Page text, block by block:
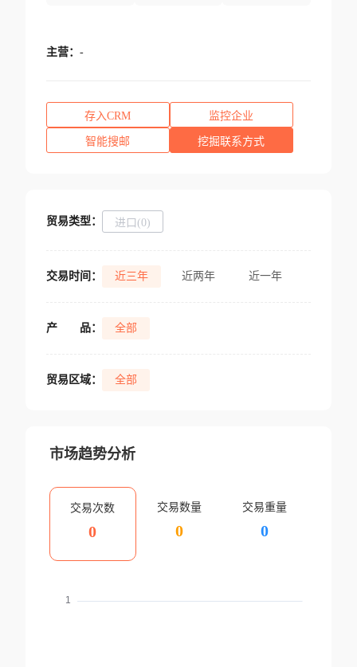
主营： -
存入CRM 监控企业
智能搜邮 挖掘联系方式
贸易类型： 进口(0)
交易时间： 近三年 近两年 近一年
产 品： 全部
贸易区域： 全部
市场趋势分析
交易次数
0
交易数量
0
交易重量
0